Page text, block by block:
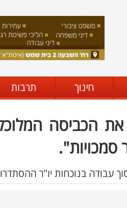
חינוך תרבות
את הכביסה
סמכויות".
עבודה בנוכחות יו"ר